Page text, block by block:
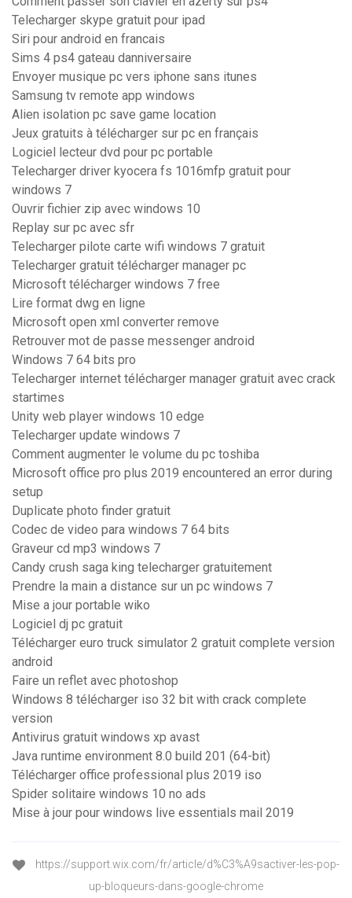
Telecharger skype gratuit pour ipad
Siri pour android en francais
Sims 4 ps4 gateau danniversaire
Envoyer musique pc vers iphone sans itunes
Samsung tv remote app windows
Alien isolation pc save game location
Jeux gratuits à télécharger sur pc en français
Logiciel lecteur dvd pour pc portable
Telecharger driver kyocera fs 1016mfp gratuit pour
windows 7
Ouvrir fichier zip avec windows 10
Replay sur pc avec sfr
Telecharger pilote carte wifi windows 7 gratuit
Telecharger gratuit télécharger manager pc
Microsoft télécharger windows 7 free
Lire format dwg en ligne
Microsoft open xml converter remove
Retrouver mot de passe messenger android
Windows 7 64 bits pro
Telecharger internet télécharger manager gratuit avec crack
startimes
Unity web player windows 10 edge
Telecharger update windows 7
Comment augmenter le volume du pc toshiba
Microsoft office pro plus 2019 encountered an error during
setup
Duplicate photo finder gratuit
Codec de video para windows 7 64 bits
Graveur cd mp3 windows 7
Candy crush saga king telecharger gratuitement
Prendre la main a distance sur un pc windows 7
Mise a jour portable wiko
Logiciel dj pc gratuit
Télécharger euro truck simulator 2 gratuit complete version
android
Faire un reflet avec photoshop
Windows 8 télécharger iso 32 bit with crack complete
version
Antivirus gratuit windows xp avast
Java runtime environment 8.0 build 201 (64-bit)
Télécharger office professional plus 2019 iso
Spider solitaire windows 10 no ads
Mise à jour pour windows live essentials mail 2019
https://support.wix.com/fr/article/d%C3%A9sactiver-les-pop-
up-bloqueurs-dans-google-chrome